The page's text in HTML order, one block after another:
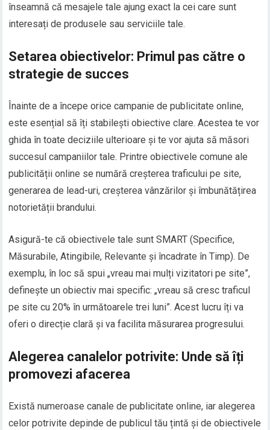
înseamnă că mesajele tale ajung exact la cei care sunt
interesați de produsele sau serviciile tale.
Setarea obiectivelor: Primul pas către o
strategie de succes
Înainte de a începe orice campanie de publicitate online,
este esențial să îți stabilești obiective clare. Acestea te vor
ghida în toate deciziile ulterioare și te vor ajuta să măsori
succesul campaniilor tale. Printre obiectivele comune ale
publicității online se numără creșterea traficului pe site,
generarea de lead-uri, creșterea vânzărilor și îmbunătățirea
notorietății brandului.
Asigură-te că obiectivele tale sunt SMART (Specifice,
Măsurabile, Atingibile, Relevante și încadrate în Timp). De
exemplu, în loc să spui „vreau mai mulți vizitatori pe site”,
definește un obiectiv mai specific: „vreau să cresc traficul
pe site cu 20% în următoarele trei luni”. Acest lucru îți va
oferi o direcție clară și va facilita măsurarea progresului.
Alegerea canalelor potrivite: Unde să îți
promovezi afacerea
Există numeroase canale de publicitate online, iar alegerea
celor potrivite depinde de publicul tău țintă și de obiectivele